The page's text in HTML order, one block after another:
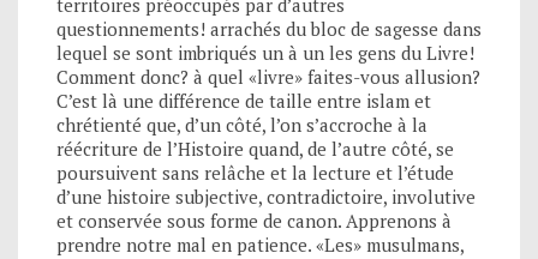
territoires préoccupés par d’autres
questionnements! arrachés du bloc de sagesse dans
lequel se sont imbriqués un à un les gens du Livre!
Comment donc? à quel «livre» faites-vous allusion?
C’est là une différence de taille entre islam et
chrétienté que, d’un côté, l’on s’accroche à la
réécriture de l’Histoire quand, de l’autre côté, se
poursuivent sans relâche et la lecture et l’étude
d’une histoire subjective, contradictoire, involutive
et conservée sous forme de canon. Apprenons à
prendre notre mal en patience. «Les» musulmans,